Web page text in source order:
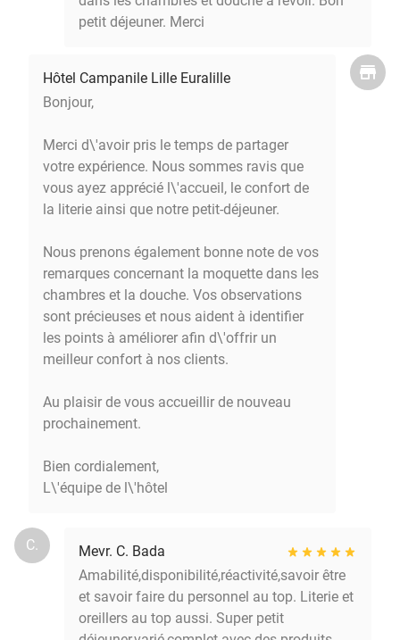
petit déjeuner. Merci
Hôtel Campanile Lille Euralille
Bonjour,
Merci d\'avoir pris le temps de partager
votre expérience. Nous sommes ravis que
vous ayez apprécié l\'accueil, le confort de
la literie ainsi que notre petit-déjeuner.
Nous prenons également bonne note de vos
remarques concernant la moquette dans les
chambres et la douche. Vos observations
sont précieuses et nous aident à identifier
les points à améliorer afin d\'offrir un
meilleur confort à nos clients.
Au plaisir de vous accueillir de nouveau
prochainement.
Bien cordialement,
L\'équipe de l\'hôtel
C.
Mevr. C. Bada
Amabilité,disponibilité,réactivité,savoir être
et savoir faire du personnel au top. Literie et
oreillers au top aussi. Super petit